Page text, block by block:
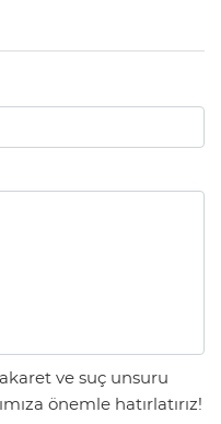
ve suç unsuru
önemle hatırlatırız!